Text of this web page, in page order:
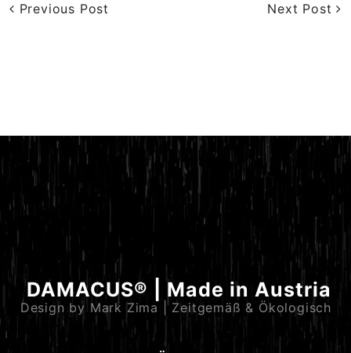
Previous Post Next Post
DAMACUS® | Made in Austria
Design by Mark Zima | Zeitgemäß & Ökologisch